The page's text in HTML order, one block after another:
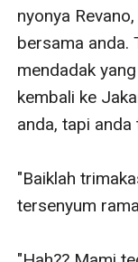
nyonya
bersama anda.
mendadak
kembali ke
anda, tapi anda
"Baiklah
tersenyum